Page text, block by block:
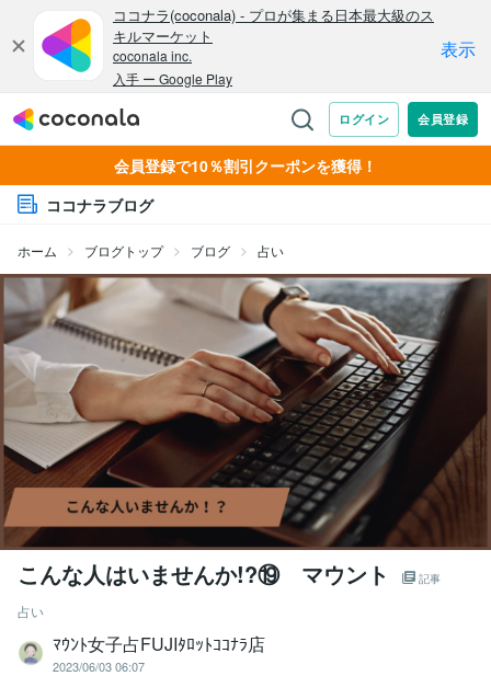
会員登録で10％割引クーポンを獲得！
ココナラブログ
ホーム ブログトップ ブログ 占い
こんな人はいませんか!?⑲ マウント 記事
占い
ﾏｳﾝﾄ女子占FUJIﾀﾛｯﾄｺｺﾅﾗ店
2023/06/03 06:07